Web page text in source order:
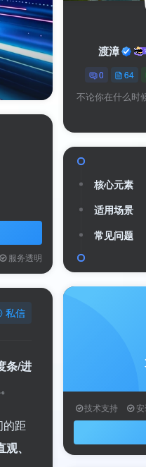
服务透明
私信
条/进
距
观、
渡漳
0 64
不论你在什么时
核心元素
适用场景
常见问题
技术支持
获取验证码